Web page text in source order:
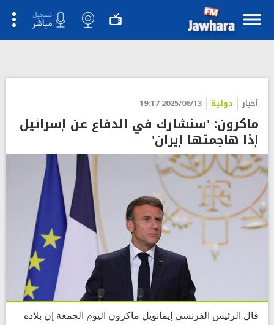
أخبار دولية 2025/06/13 19:17
ماكرون: 'سنشارك في الدفاع عن إسرائيل
إذا هاجمتها إيران'
قال الرئيس الفرنسي إيمانويل ماكرون اليوم الجمعة إن بلاده